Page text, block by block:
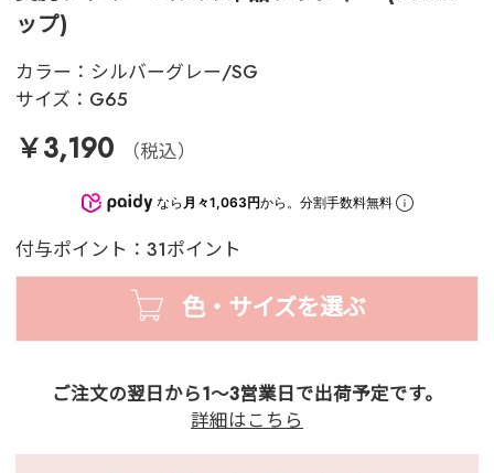
ップ)
カラー： シルバーグレー/SG
サイズ： G65
￥3,190 （税込）
なら 月々1,063円から。分割手数料無料
付与ポイント：31ポイント
色・サイズを選ぶ
ご注文の翌日から1～3営業日で出荷予定です。
詳細はこちら